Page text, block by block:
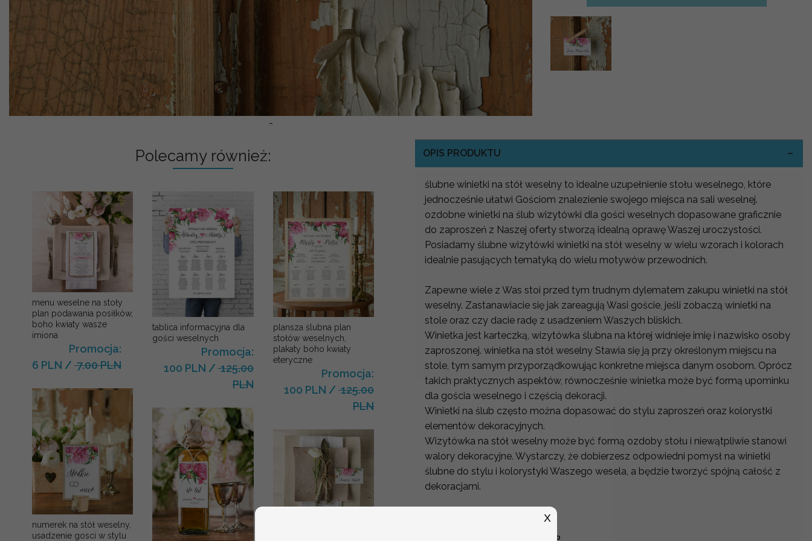
-
Polecamy również:
menu weselne na stoły
plan podawania posiłków,
boho kwiaty wasze
imiona
Promocja:
6 PLN / 7.00 PLN
numerek na stół weselny,
usadzenie gosci w stylu
tablica informacyjna dla
gości weselnych
Promocja:
100 PLN /125.00
PLN
plansza ślubna plan
stołów weselnych,
plakaty boho kwiaty
eteryczne
Promocja:
100 PLN / 125.00
PLN
OPIS PRODUKTU
ślubne winietki na stół weselny to idealne uzupełnienie stołu weselnego, które
jednocześnie ułatwi Gościom znalezienie swojego miejsca na sali weselnej.
ozdobne winietki na ślub wizytówki dla gości weselnych dopasowane graficznie
do zaproszeń z Naszej oferty stworzą idealną oprawę Waszej uroczystości.
Posiadamy ślubne wizytówki winietki na stół weselny w wielu wzorach i kolorach
idealnie pasujących tematyką do wielu motywów przewodnich.
Zapewne wiele z Was stoi przed tym trudnym dylematem zakupu winietki na stół
weselny. Zastanawiacie się jak zareagują Wasi goście, jeśli zobaczą winietki na
stole oraz czy dacie radę z usadzeniem Waszych bliskich.
Winietka jest karteczką, wizytówka ślubna na której widnieje imię i nazwisko osoby
zaproszonej. winietka na stół weselny Stawia się ją przy określonym miejscu na
stole, tym samym przyporządkowując konkretne miejsca danym osobom. Oprócz
takich praktycznych aspektów, równocześnie winietka może być formą upominku
dla gościa weselnego i częścią dekoracji.
Winietki na ślub często można dopasować do stylu zaproszeń oraz kolorystki
elementów dekoracyjnych.
Wizytówka na stół weselny może być formą ozdoby stołu i niewątpliwie stanowi
walory dekoracyjne. Wystarczy, że dobierzesz odpowiedni pomysł na winietki
ślubne do stylu i kolorystyki Waszego wesela, a będzie tworzyć spójną całość z
dekoracjami.
Proste winietki z grafikami w stylu biho
X